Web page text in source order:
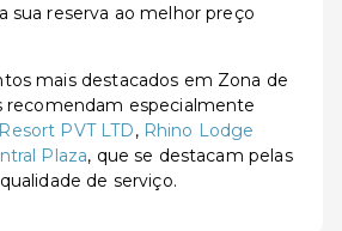
sua reserva ao melhor preço
mais destacados em Zona de
recomendam especialmente
PVT LTD, Rhino Lodge
Plaza, que se destacam pelas
de serviço.